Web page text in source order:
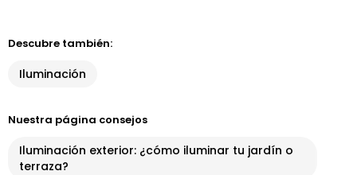
Descubre también:
Iluminación
Nuestra página consejos
Iluminación exterior: ¿cómo iluminar tu jardín o
terraza?